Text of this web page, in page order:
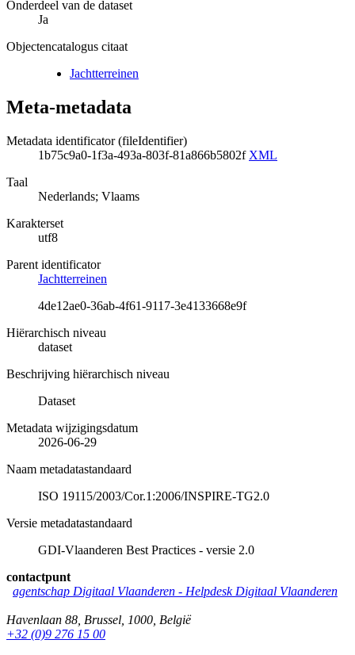
Onderdeel van de dataset
Ja
Objectencatalogus citaat
Jachtterreinen
Meta-metadata
Metadata identificator (fileIdentifier)
1b75c9a0-1f3a-493a-803f-81a866b5802f XML
Taal
Nederlands; Vlaams
Karakterset
utf8
Parent identificator
Jachtterreinen
4de12ae0-36ab-4f61-9117-3e4133668e9f
Hiërarchisch niveau
dataset
Beschrijving hiërarchisch niveau
Dataset
Metadata wijzigingsdatum
2026-06-29
Naam metadatastandaard
ISO 19115/2003/Cor.1:2006/INSPIRE-TG2.0
Versie metadatastandaard
GDI-Vlaanderen Best Practices - versie 2.0
contactpunt
agentschap Digitaal Vlaanderen - Helpdesk Digitaal Vlaanderen
Havenlaan 88 Brussel 1000 België
+32 (0)9 276 15 00